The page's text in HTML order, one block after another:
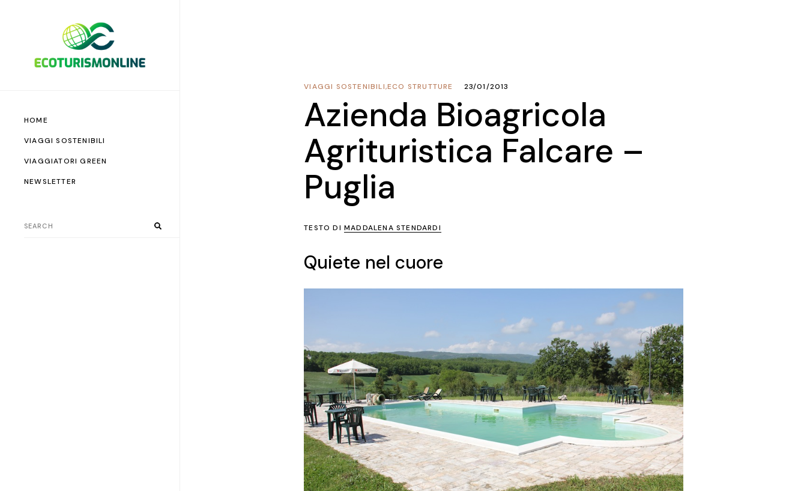
HOME
VIAGGI SOSTENIBILI
VIAGGIATORI GREEN
NEWSLETTER
ECO STRUTTURE
,
VIAGGI SOSTENIBILI 23/01/2013
Azienda Bioagricola
Agrituristica Falcare –
Puglia
TESTO DI MADDALENA STENDARDI
Quiete nel cuore